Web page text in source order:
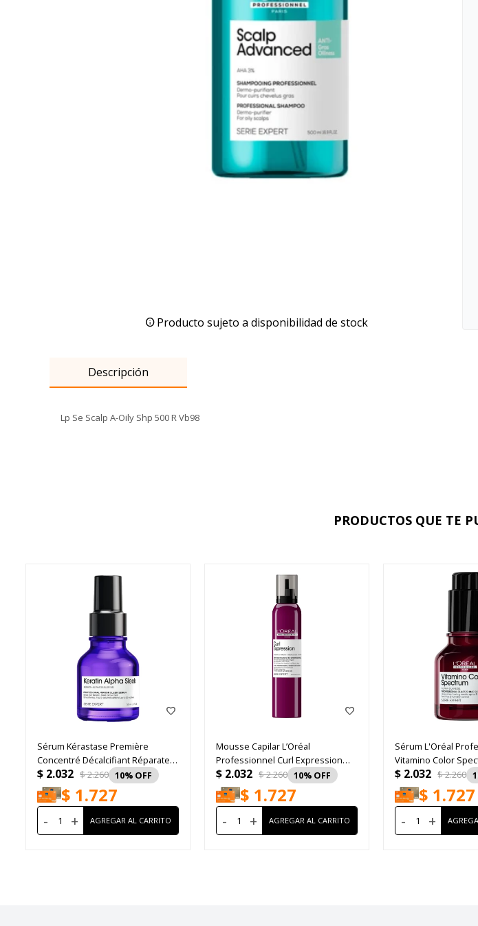
Producto sujeto a disponibilidad de stock
Descripción
Lp Se Scalp A-Oily Shp 500 R Vb98
PRODUCTOS QUE TE
Sérum Kérastase Première
Concentré Décalcifiant Réparateur
50ml
$ 2.032 $2.260 10
$ 1.727
- +
Mousse Capilar L’Oréal
Professionnel Curl Expression
Rulos 250ml
$ 2.032 $2.260 10
$ 1.727
- +
Sérum L'Oréal
Vitamino Color
$ 2.032 $2.260
$ 1.727
- +